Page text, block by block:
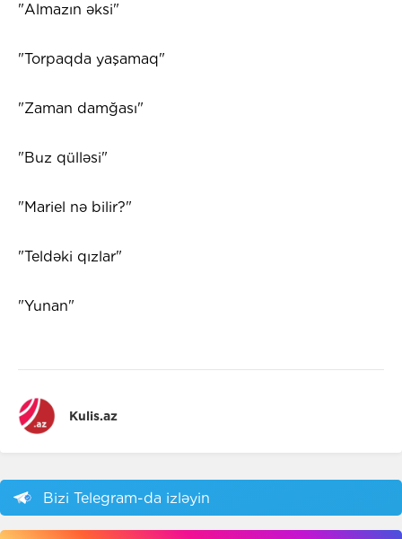
"Almazın əksi"
"Torpaqda yaşamaq"
"Zaman damğası"
"Buz qülləsi"
"Mariel nə bilir?"
"Teldəki qızlar"
"Yunan"
Kulis.az
Bizi Telegram-da izləyin